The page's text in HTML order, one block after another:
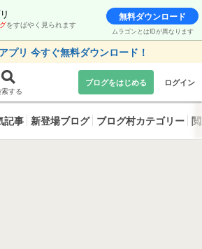
をすばやく見られます
無料ダウンロード
ムラゴンとはIDが異なります
プリ 今すぐ無料ダウンロード！
する
ブログをはじめる ログイン
記事 新登場ブログ ブログ村カテゴリー